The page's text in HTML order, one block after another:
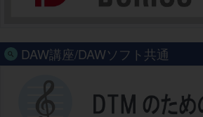
DAW講座/DAWソフト共通